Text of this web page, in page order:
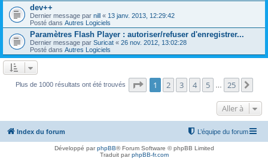
dev++
Dernier message par nill « 13 janv. 2013, 12:29:42
Posté dans Autres Logiciels
Paramètres Flash Player : autoriser/refuser d'enregistrer...
Dernier message par Suricat « 26 nov. 2012, 13:02:28
Posté dans Autres Logiciels
Plus de 1000 résultats ont été trouvés Page sur25
1 2 3 4 5 25
Aller à
Index du forum L’équipe du forum
Développé parphpBB® Forum Software © phpBB Limited
Traduit parphpBB-fr.com